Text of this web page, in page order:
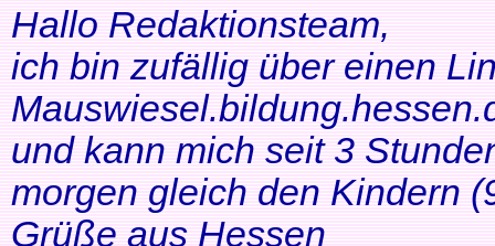
Hallo Redaktionsteam,
ich bin zufällig über einen
und kann mich seit 3
morgen gleich den Kindern
Grüße aus Hessen